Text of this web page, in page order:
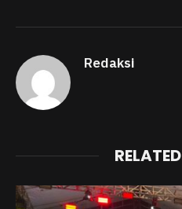
Redaksi
RELATED